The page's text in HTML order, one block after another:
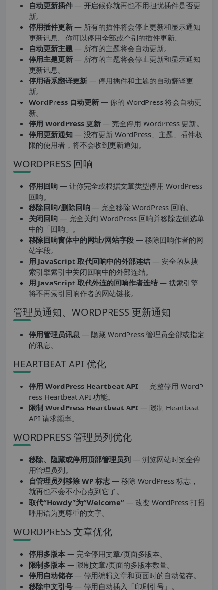
自动更新插件 — 开启候你就再也不用担忧插件是否更
新。
停用插件更新 — 所有的插件将会停止更新和显示通知
更新讯息。你可以停用全部或个别的插件更新。
自动更新主题 — 所有的主题将会自动更新。
停用主题更新 — 所有的主题将会停止更新和显示通知
更新讯息。
停用语系翻译更新 — 停用插件和主题的自动翻译更
新。
WordPress 自动更新 — 你的 WordPress 将会自动更
新。
停用 WordPress 更新 — 完全停用 WordPress 更新。
停用更新通知 — 没有更新 WordPress、主题、插件权
限的使用者，将不会收到更新通知。
WORDPRESS 回响
停用回响 — 让你完全或根据文章类型停用 WordPress
回响。
移除回响/删除回响 — 完全移除 WordPress 回响。
关闭回响 — 完全关闭 WordPress 回响并移除左侧选单
中的「回响」。
移除回响窗体中的网址/网站字段 — 移除回响作者的网
站字段。
用 JavaScript 取代回响中的外部连结 — 安全的从搜
索引擎索引中关闭回响中的外部连结。
用 JavaScript 取代外连的回响作者连结 — 搜索引擎
将不再索引回响作者的网站链接。
管理员通知、WORDPRESS 更新通知
停用管理员讯息 — 隐藏 WordPress 管理员全部或指定
的讯息。
HEARTBEAT API 优化
停用 WordPress Heartbeat API — 完整停用 WordP
ress Heartbeat API 功能。
限制 WordPress Heartbeat API — 限制 Heartbeat
API 请求频率。
WORDPRESS 管理员列优化
移除、隐藏或停用顶部管理员列 — 浏览网站时完全停
用管理员列。
自管理员列移除 WP 标志 — 移除 WordPress 标志，
就再也不会不小心点到它了。
取代“Howdy”为“Welcome” — 改变 WordPress 打招
呼用语为更尊重的文字。
WORDPRESS 文章优化
停用多版本 — 完全停用文章/页面多版本。
限制多版本 — 限制文章/页面的多版本数量。
停用自动储存 — 停用编辑文章和页面时的自动储存。
移除中文引号 — 停用自动插入「印刷引号」。